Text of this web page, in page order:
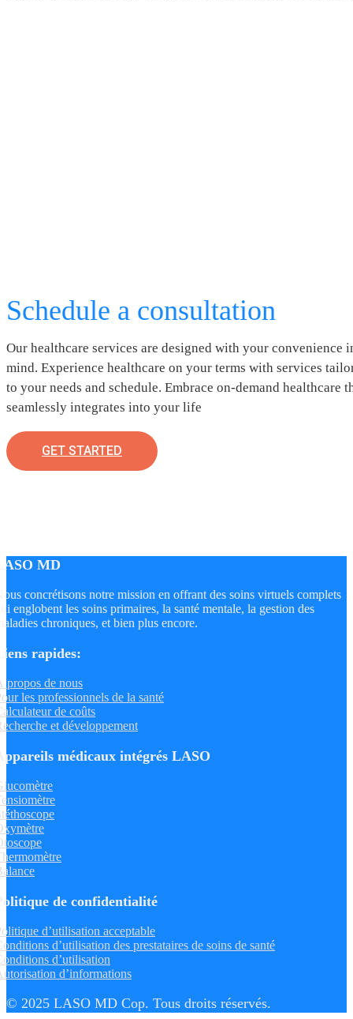
Schedule a consultation
Our healthcare services are designed with your convenience
mind. Experience healthcare on your terms with services
to your needs and schedule. Embrace on-demand healthcare
seamlessly integrates into your life
GET STARTED
MD
concrétisons notre mission en offrant des soins virtuels complets
englobent les soins primaires, la santé mentale, la gestion des
chroniques, et bien plus encore.
rapides:
propos de nous
les professionnels de la santé
de coûts
et développement
médicaux intégrés LASO
de confidentialité
d’utilisation acceptable
d’utilisation des prestataires de soins de santé
d’utilisation
d’informations
© 2025 LASO MD Cop. Tous droits réservés.